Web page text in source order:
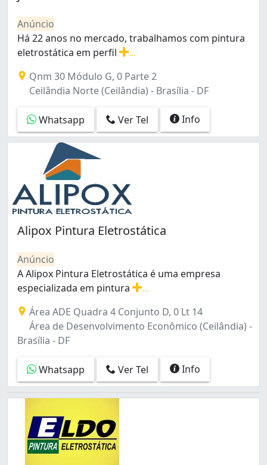
Anúncio
Há 22 anos no mercado, trabalhamos com pintura
eletrostática em perfil
Qnm 30 Módulo G, 0 Parte 2
Ceilândia Norte (Ceilândia) - Brasília - DF
Whatsapp Ver Tel Info
Alipox Pintura Eletrostática
Anúncio
A Alipox Pintura Eletrostática é uma empresa
especializada em pintura
Área ADE Quadra 4 Conjunto D, 0 Lt 14
Área de Desenvolvimento Econômico (Ceilândia) -
Brasília - DF
Whatsapp Ver Tel Info